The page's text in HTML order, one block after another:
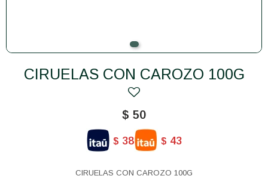
CIRUELAS CON CAROZO 100G
$ 50
$ 38 $ 43
CIRUELAS CON CAROZO 100G